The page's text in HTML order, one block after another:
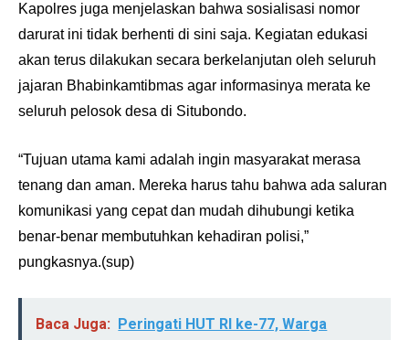
Kapolres juga menjelaskan bahwa sosialisasi nomor
darurat ini tidak berhenti di sini saja. Kegiatan edukasi
akan terus dilakukan secara berkelanjutan oleh seluruh
jajaran Bhabinkamtibmas agar informasinya merata ke
seluruh pelosok desa di Situbondo.
“Tujuan utama kami adalah ingin masyarakat merasa
tenang dan aman. Mereka harus tahu bahwa ada saluran
komunikasi yang cepat dan mudah dihubungi ketika
benar-benar membutuhkan kehadiran polisi,”
pungkasnya.(sup)
Baca Juga: Peringati HUT RI ke-77, Warga